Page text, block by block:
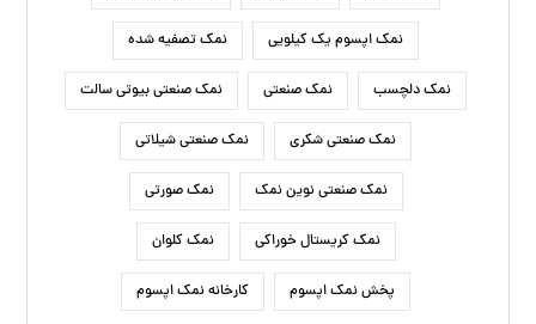
نمک اپسوم یک کیلویی نمک تصفیه شده
نمک دلچسب نمک صنعتی نمک صنعتی بیوتی سالت
نمک صنعتی شکری نمک صنعتی شیلاتی
نمک صنعتی نوین نمک نمک صورتی
نمک کریستال خوراکی نمک کلوان
پخش نمک اپسوم کارخانه نمک اپسوم